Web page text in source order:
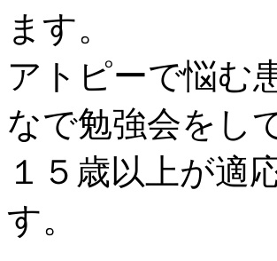
ます。
アトピーで悩む
なで勉強会をし
１５歳以上が適
す。